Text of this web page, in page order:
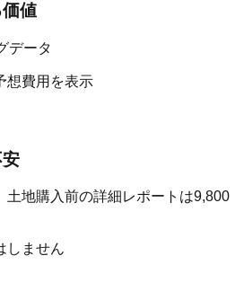
値
データ
想費用を表示
土地購入前の詳細レポートは9,800
しません